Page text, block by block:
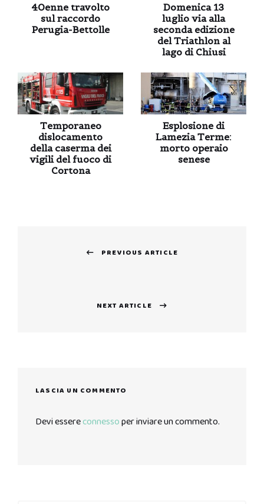
40enne travolto
sul raccordo
Perugia-Bettolle
Domenica 13
luglio via alla
seconda edizione
del Triathlon al
lago di Chiusi
Temporaneo
dislocamento
della caserma dei
vigili del fuoco di
Cortona
Esplosione di
Lamezia Terme:
morto operaio
senese
PREVIOUS ARTICLE
NEXT ARTICLE
LASCIA UN COMMENTO
Devi essereconnessoper inviare un commento.